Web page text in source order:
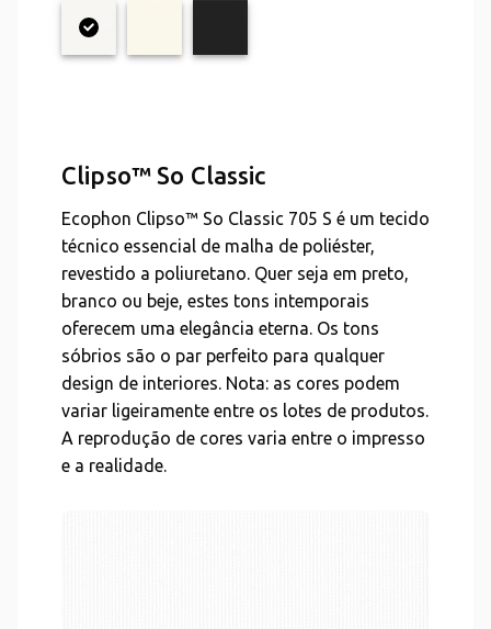
Clipso™ So Classic
Ecophon Clipso™ So Classic 705 S é um tecido
técnico essencial de malha de poliéster,
revestido a poliuretano. Quer seja em preto,
branco ou beje, estes tons intemporais
oferecem uma elegância eterna. Os tons
sóbrios são o par perfeito para qualquer
design de interiores. Nota: as cores podem
variar ligeiramente entre os lotes de produtos.
A reprodução de cores varia entre o impresso
e a realidade.